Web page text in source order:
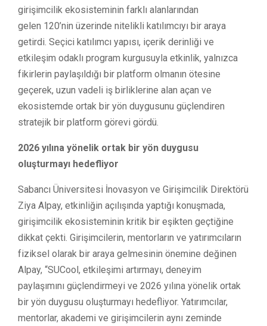
girişimcilik ekosisteminin farklı alanlarından
gelen 120’nin üzerinde nitelikli katılımcıyı bir araya
getirdi. Seçici katılımcı yapısı, içerik derinliği ve
etkileşim odaklı program kurgusuyla etkinlik, yalnızca
fikirlerin paylaşıldığı bir platform olmanın ötesine
geçerek, uzun vadeli iş birliklerine alan açan ve
ekosistemde ortak bir yön duygusunu güçlendiren
stratejik bir platform görevi gördü.
2026 yılına yönelik ortak bir yön duygusu
oluşturmayı hedefliyor
Sabancı Üniversitesi İnovasyon ve Girişimcilik Direktörü
Ziya Alpay, etkinliğin açılışında yaptığı konuşmada,
girişimcilik ekosisteminin kritik bir eşikten geçtiğine
dikkat çekti. Girişimcilerin, mentorların ve yatırımcıların
fiziksel olarak bir araya gelmesinin önemine değinen
Alpay, “SUCool, etkileşimi artırmayı, deneyim
paylaşımını güçlendirmeyi ve 2026 yılına yönelik ortak
bir yön duygusu oluşturmayı hedefliyor. Yatırımcılar,
mentorlar, akademi ve girişimcilerin aynı zeminde